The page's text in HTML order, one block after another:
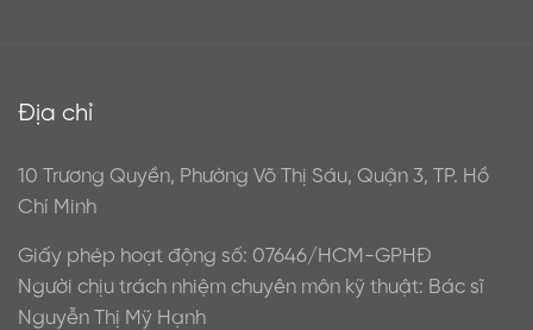
Địa chỉ
10 Trương Quyền, Phường Võ Thị Sáu, Quận 3, TP. Hồ
Chí Minh
Giấy phép hoạt động số: 07646/HCM-GPHĐ
Người chịu trách nhiệm chuyên môn kỹ thuật: Bác sĩ
Nguyễn Thị Mỹ Hạnh